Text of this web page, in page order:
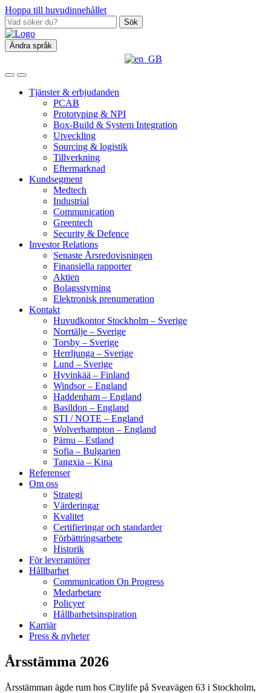
Hoppa till huvudinnehållet
Sök
Ändra språk
Tjänster & erbjudanden
PCAB
Prototyping & NPI
Box‑Build & System Integration
Utveckling
Sourcing & logistik
Tillverkning
Eftermarknad
Kundsegment
Medtech
Industrial
Communication
Greentech
Security & Defence
Investor Relations
Senaste Årsredovisningen
Finansiella rapporter
Aktien
Bolagsstyrning
Elektronisk prenumeration
Kontakt
Huvudkontor Stockholm – Sverige
Norrtälje – Sverige
Torsby – Sverige
Herrljunga – Sverige
Lund – Sverige
Hyvinkää – Finland
Windsor – England
Haddenham – England
Basildon – England
STI / NOTE – England
Wolverhampton – England
Pärnu – Estland
Sofia – Bulgarien
Tangxia – Kina
Referenser
Om oss
Strategi
Värderingar
Kvalitet
Certifieringar och standarder
Förbättringsarbete
Historik
För leverantörer
Hållbarhet
Communication On Progress
Medarbetare
Policyer
Hållbarhetsinspiration
Karriär
Press & nyheter
Årsstämma 2026
Årsstämman ägde rum hos Citylife på Sveavägen 63 i Stockholm,